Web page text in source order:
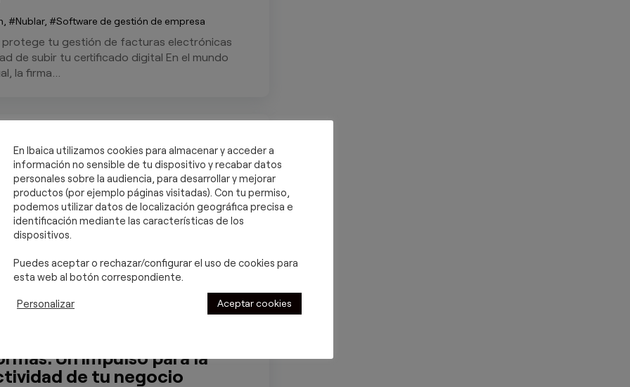
Nublar, Software de gestión de empresa
protege tu gestión de facturas electrónicas
de subir tu certificado digital En el mundo
la firma...
en la facturación:
sistemas
para agilizar procesos
Nublar Software de gestión de empresa
tu negocio: cómo gestionar tu facturación
tu gestión empresarial 🚀 Introducción:
de un negocio, sabes...
y sincronización a
la integración de
Un impulso para la
de tu negocio
En Ibaica utilizamos cookies para almacenar y acceder a
información no sensible de tu dispositivo y recabar datos
personales sobre la audiencia, para desarrollar y mejorar
productos (por ejemplo páginas visitadas). Con tu permiso,
podemos utilizar datos de localización geográfica precisa e
identificación mediante las características de los
dispositivos.
Puedes aceptar o rechazar/configurar el uso de cookies para
esta web al botón correspondiente.
Personalizar Aceptar cookies